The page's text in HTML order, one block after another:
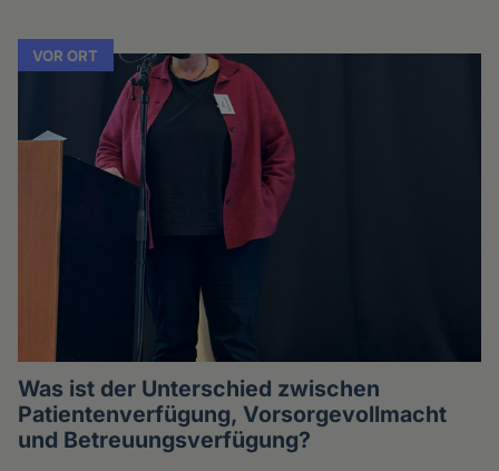
VOR ORT
Was ist der Unterschied zwischen
Patientenverfügung, Vorsorgevollmacht
und Betreuungsverfügung?